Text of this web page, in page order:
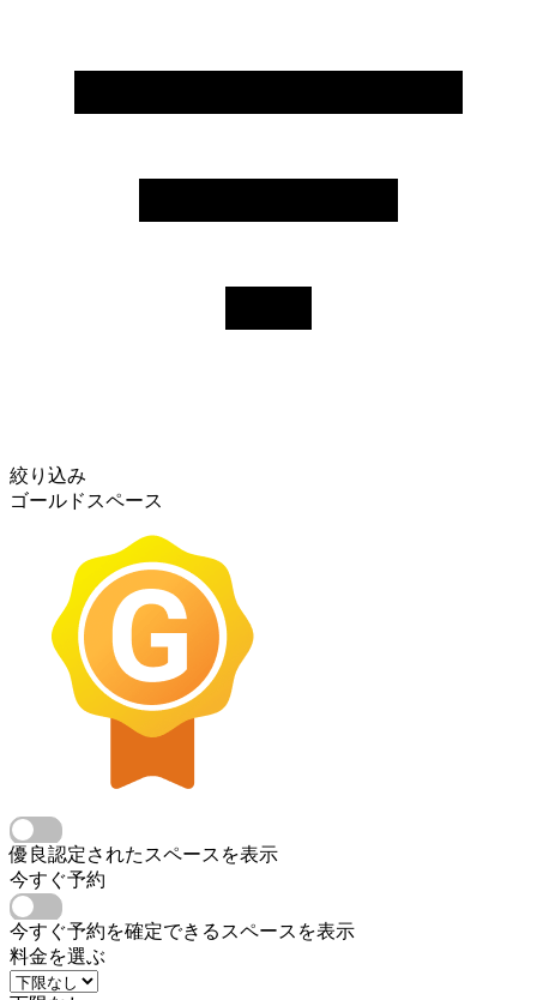
絞り込み
ゴールドスペース
優良認定されたスペースを表示
今すぐ予約
今すぐ予約を確定できるスペースを表示
料金を選ぶ